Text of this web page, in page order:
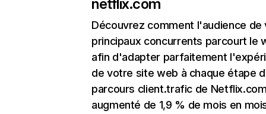
netflix.com
Découvrez comment l'audience de
principaux concurrents parcourt le
afin d'adapter parfaitement
de votre site web à chaque étape
parcours client.trafic de
augmenté de 1,9 % de mois en